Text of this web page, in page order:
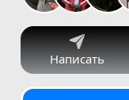
Написать